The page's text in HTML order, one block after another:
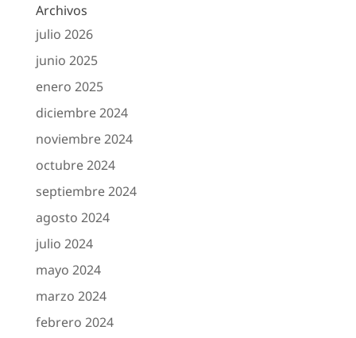
Archivos
julio 2026
junio 2025
enero 2025
diciembre 2024
noviembre 2024
octubre 2024
septiembre 2024
agosto 2024
julio 2024
mayo 2024
marzo 2024
febrero 2024